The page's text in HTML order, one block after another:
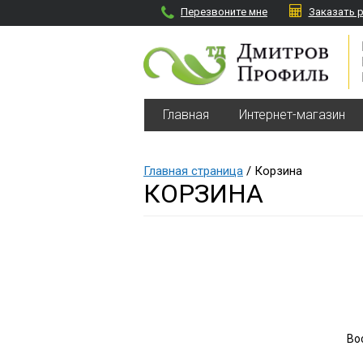
Перезвоните мне Заказать
Главная Интернет-магазин
Главная страница / Корзина
КОРЗИНА